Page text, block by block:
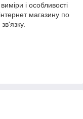
і особливості
магазину по